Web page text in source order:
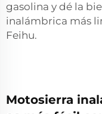
gasolina y dé la
inalámbrica más
Feihu.
Motosierra